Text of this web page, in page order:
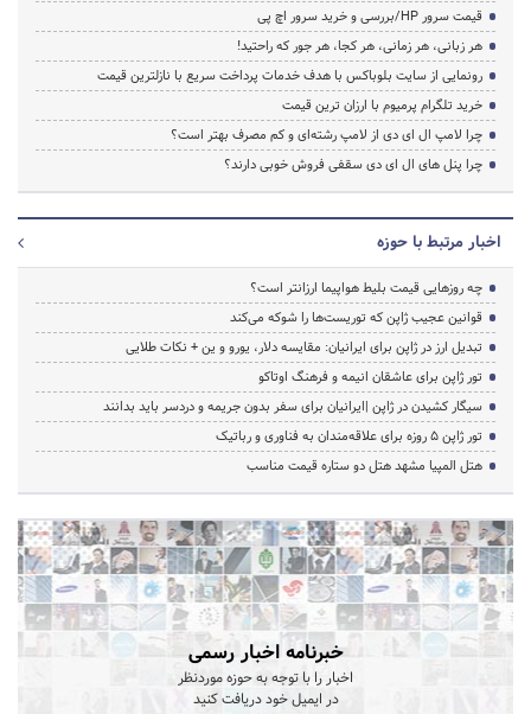
قیمت سرور HP/بررسی و خرید سرور اچ پی
هر زبانی، هر زمانی، هر کجا، هر جور که راحتید!
رونمایی از سایت بلوباکس با هدف خدمات پرداخت سریع با نازلترین قیمت
خرید تلگرام پرمیوم با ارزان ترین قیمت
چرا لامپ ال ای دی از لامپ رشته‌ای و کم مصرف بهتر است؟
چرا پنل های ال ای دی سقفی فروش خوبی دارند؟
اخبار مرتبط با حوزه
چه روزهایی قیمت بلیط هواپیما ارزانتر است؟
قوانین عجیب ژاپن که توریست‌ها را شوکه می‌کند
تبدیل ارز در ژاپن برای ایرانیان: مقایسه دلار، یورو و ین + نکات طلایی
تور ژاپن برای عاشقان انیمه و فرهنگ اوتاکو
سیگار کشیدن در ژاپن |ایرانیان برای سفر بدون جریمه و دردسر باید بدانند
تور ژاپن ۵ روزه برای علاقه‌مندان به فناوری و رباتیک
هتل المپیا مشهد هتل دو ستاره قیمت مناسب
خبرنامه اخبار رسمی
اخبار را با توجه به حوزه موردنظر
در ایمیل خود دریافت کنید